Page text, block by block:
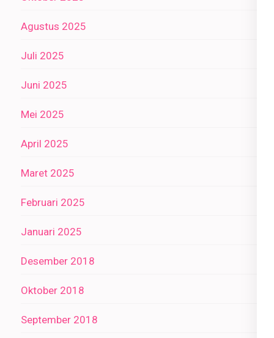
Agustus 2025
Juli 2025
Juni 2025
Mei 2025
April 2025
Maret 2025
Februari 2025
Januari 2025
Desember 2018
Oktober 2018
September 2018